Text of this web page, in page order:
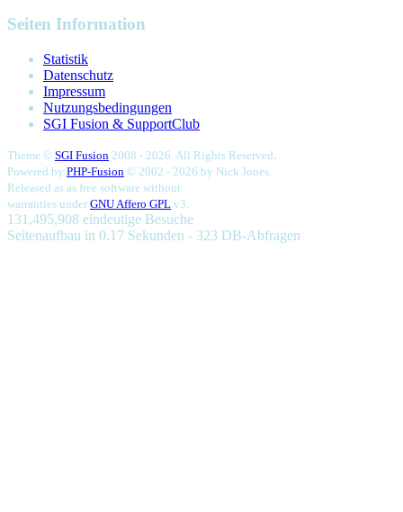
Seiten Information
Statistik
Datenschutz
Impressum
Nutzungsbedingungen
SGI Fusion & SupportClub
Theme © SGI Fusion 2008 - 2026. All Rights Reserved.
Powered by PHP-Fusion © 2002 - 2026 by Nick Jones.
Released as as free software without
warranties under GNU Affero GPL v3.
131,495,908 eindeutige Besuche
Seitenaufbau in 0.17 Sekunden - 323 DB-Abfragen